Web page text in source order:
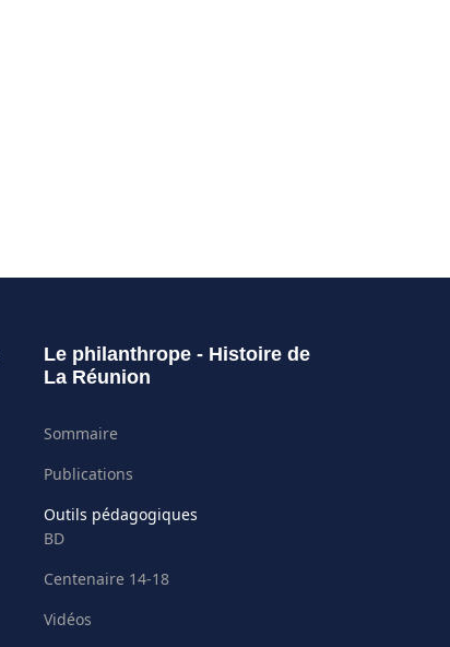
Le philanthrope - Histoire de
La Réunion
Sommaire
Publications
Outils pédagogiques
BD
Centenaire 14-18
Vidéos